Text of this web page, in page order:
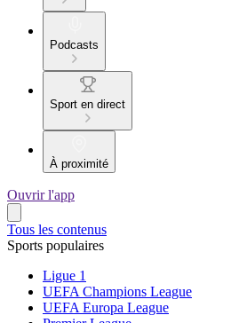
Podcasts
Sport en direct
À proximité
Ouvrir l'app
Tous les contenus
Sports populaires
Ligue 1
UEFA Champions League
UEFA Europa League